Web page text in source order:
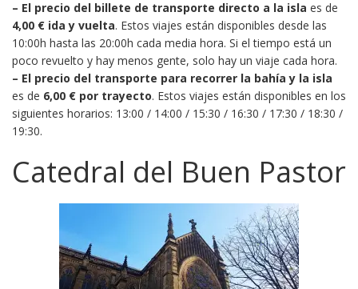
– El precio del billete de transporte directo a la isla es de
4,00 € ida y vuelta. Estos viajes están disponibles desde las
10:00h hasta las 20:00h cada media hora. Si el tiempo está un
poco revuelto y hay menos gente, solo hay un viaje cada hora.
– El precio del transporte para recorrer la bahía y la isla
es de 6,00 € por trayecto. Estos viajes están disponibles en los
siguientes horarios: 13:00 / 14:00 / 15:30 / 16:30 / 17:30 / 18:30 /
19:30.
Catedral del Buen Pastor